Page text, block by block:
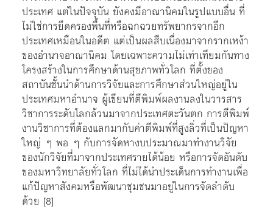
ประเทศ แต่ในปัจจุบัน ยังคงมีอาณานิคมในรูปแบบอื่น ที่
ไม่ใช่การยึดครองพื้นที่หรือฉกฉวยทรัพยากรจากอีก
ประเทศเหมือนในอดีต แต่เป็นผลสืบเนื่องมาจากรากเหง้า
ของอำนาจอาณานิคม โดยเฉพาะความไม่เท่าเทียมกันทาง
โครงสร้างในการศึกษาด้านสุขภาพทั่วโลก ที่ตั้งของ
สถาบันชั้นนำด้านการวิจัยและการศึกษาส่วนใหญ่อยู่ใน
ประเทศมหาอำนาจ ผู้เขียนที่ตีพิมพ์ผลงานลงในวารสาร
วิชาการระดับโลกล้วนมาจากประเทศตะวันตก การตีพิมพ์
งานวิชาการที่ต้องแลกมากับค่าตีพิมพ์ที่สูงลิ่วที่เป็นปัญหา
ใหญ่ ๆ พอ ๆ กับการจัดหางบประมาณมาทำงานวิจัย
ของนักวิจัยที่มาจากประเทศรายได้น้อย หรือการจัดอันดับ
ของมหาวิทยาลัยทั่วโลก ที่ไม่ได้นำประเด็นการทำงานเพื่อ
แก้ปัญหาสังคมหรือพัฒนาชุมชนมาอยู่ในการจัดลำดับ
ด้วย [8]